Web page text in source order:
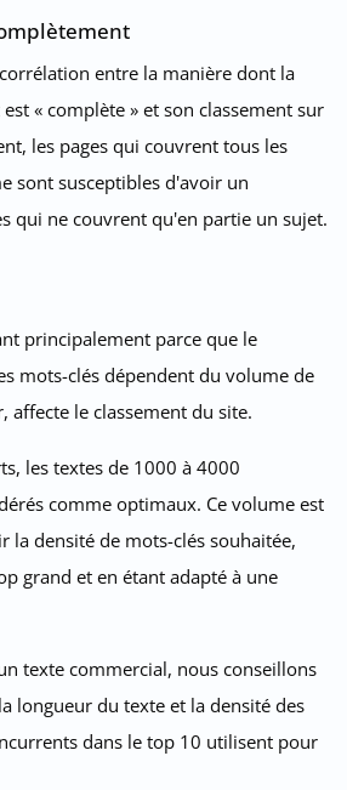
entre la manière dont la
« complète » et son classement sur
les pages qui couvrent tous les
sont susceptibles d'avoir un
qui ne couvrent qu'en partie un sujet.
principalement parce que le
mots-clés dépendent du volume de
affecte le classement du site.
les textes de 1000 à 4000
comme optimaux. Ce volume est
la densité de mots-clés souhaitée,
grand et en étant adapté à une
texte commercial, nous conseillons
longueur du texte et la densité des
dans le top 10 utilisent pour